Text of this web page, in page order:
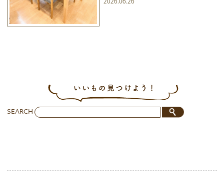
2026.06.26
SEARCH